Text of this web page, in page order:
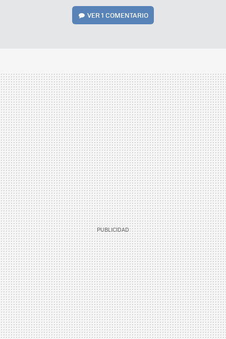
VER1 COMENTARIO